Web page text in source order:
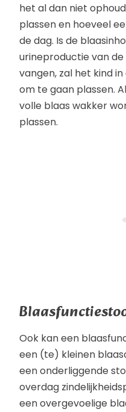
het al dan niet
plassen en hoeveel
de dag. Is de
urineproductie van
vangen, zal het kind
om te gaan plassen.
volle blaas wakker
plassen.
Ook kan een
een (te) kleinen
een onderliggende
overdag
een overgevoelige